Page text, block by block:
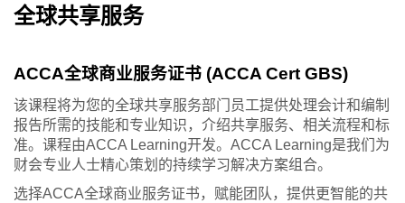
全球共享服务
ACCA全球商业服务证书 (ACCA Cert GBS)
该课程将为您的全球共享服务部门员工提供处理会计和编制
报告所需的技能和专业知识，介绍共享服务、相关流程和标
准。课程由ACCA Learning开发。ACCA Learning是我们为
财会专业人士精心策划的持续学习解决方案组合。
选择ACCA全球商业服务证书，赋能团队，提供更智能的共